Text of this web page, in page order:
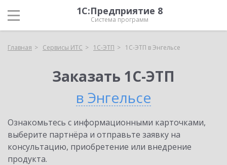
1С:Предприятие 8
Система программ
Главная Сервисы ИТС 1С-ЭТП 1С-ЭТП в Энгельсе
Заказать 1С-ЭТП
в Энгельсе
Ознакомьтесь с информационными карточками,
выберите партнёра и отправьте заявку на
консультацию, приобретение или внедрение
продукта.